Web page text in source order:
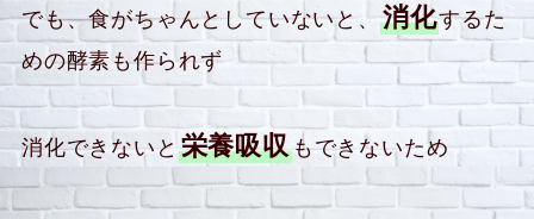
でも、食がちゃんとしていないと、 消化するた
めの酵素も作られず
消化できないと 栄養吸収もできないため